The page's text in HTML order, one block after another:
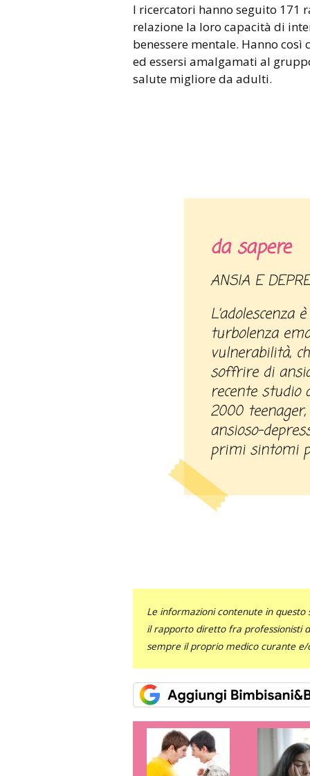
I ricercatori hanno seguito 171
relazione la loro capacità di
benessere mentale. Hanno così
ed essersi amalgamati al
salute migliore da adulti.
da sapere
ANSIA E
L’adolescenza
turbolenza
vulnerabilità,
soffrire di
recente studio
2000
ansioso-
primi sintomi
Le informazioni contenute in
il rapporto diretto fra professionisti
sempre il proprio medico curante e/